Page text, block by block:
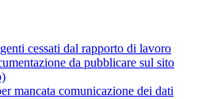
cessati dal rapporto di lavoro
da pubblicare sul sito
mancata comunicazione dei dati